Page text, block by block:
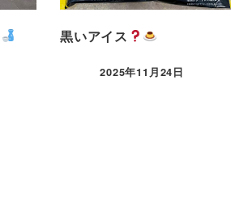
黒いアイス
2025年11月24日